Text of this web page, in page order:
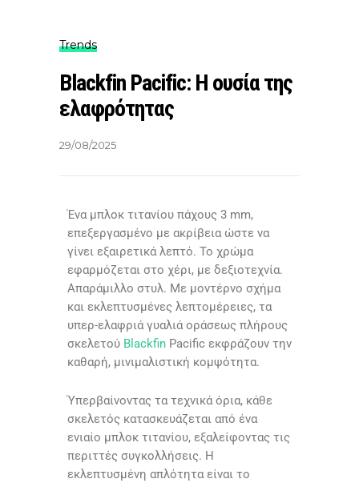
Trends
Blackfin Pacific: Η ουσία της
ελαφρότητας
29/08/2025
Ένα μπλοκ τιτανίου πάχους 3 mm,
επεξεργασμένο με ακρίβεια ώστε να
γίνει εξαιρετικά λεπτό. Το χρώμα
εφαρμόζεται στο χέρι, με δεξιοτεχνία.
Απαράμιλλο στυλ. Με μοντέρνο σχήμα
και εκλεπτυσμένες λεπτομέρειες, τα
υπερ-ελαφριά γυαλιά οράσεως πλήρους
σκελετού Blackfin Pacific εκφράζουν την
καθαρή, μινιμαλιστική κομψότητα.
Ύπερβαίνοντας τα τεχνικά όρια, κάθε
σκελετός κατασκευάζεται από ένα
ενιαίο μπλοκ τιτανίου, εξαλείφοντας τις
περιττές συγκολλήσεις. Η
εκλεπτυσμένη απλότητα είναι το